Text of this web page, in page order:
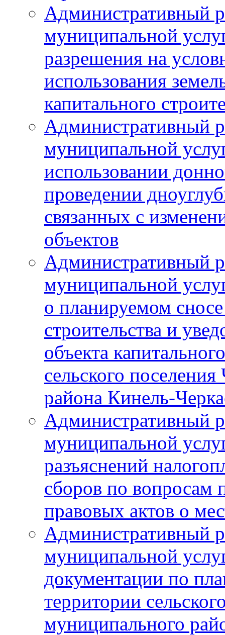
Административный
муниципальной
разрешения на
использования
капитального
Административный
муниципальной
использовании
проведении
связанных с
объектов
Административный
муниципальной
о планируемом
строительства и
объекта
сельского
района Кинель-
Административный
муниципальной
разъяснений
сборов по вопросам
правовых актов о
Административный
муниципальной
документации по
территории
муниципального